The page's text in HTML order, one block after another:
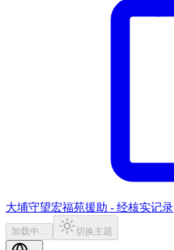
大埔守望宏福苑援助 - 经核实记录
加载中... 切换主题